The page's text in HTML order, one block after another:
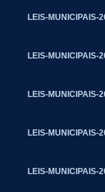
LEIS-MUNICIPAIS-
LEIS-MUNICIPAIS-
LEIS-MUNICIPAIS-
LEIS-MUNICIPAIS-
LEIS-MUNICIPAIS-